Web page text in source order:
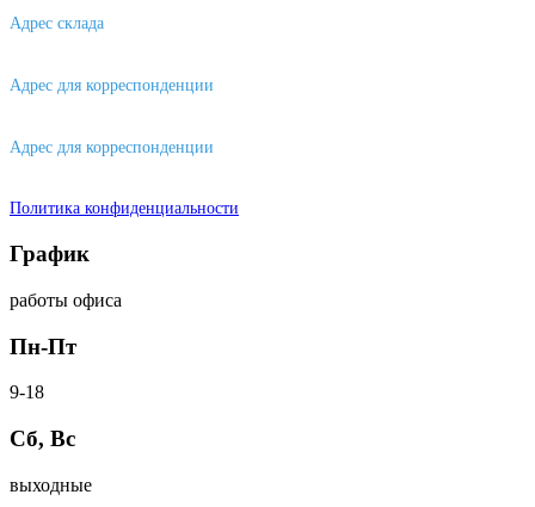
Адрес склада
Адрес для корреспонденции
Адрес для корреспонденции
Политика конфиденциальности
График
работы офиса
Пн-Пт
9-18
Сб, Вс
выходные